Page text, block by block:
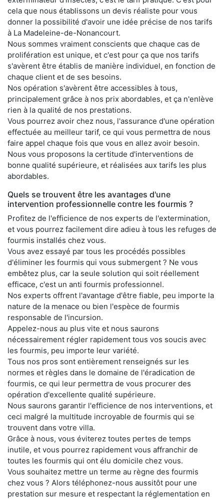
cela que nous établissons un devis réaliste pour vous
donner la possibilité d'avoir une idée précise de nos tarifs
à La Madeleine-de-Nonancourt.
Nous sommes vraiment conscients que chaque cas de
prolifération est unique, et c'est pour ça que nos tarifs
s'avèrent être établis de manière individuel, en fonction de
chaque client et de ses besoins.
Nos opération s'avèrent être accessibles à tous,
principalement grâce à nos prix abordables, et ça n'enlève
rien à la qualité de nos prestations.
Vous pourrez avoir chez nous, l'assurance d'une opération
effectuée au meilleur tarif, ce qui vous permettra de nous
faire appel chaque fois que vous en allez avoir besoin.
Nous vous proposons la certitude d'interventions de
bonne qualité supérieure, et réalisées aux tarifs les plus
abordables.
Quels se trouvent être les avantages d'une
intervention professionnelle contre les fourmis ?
Profitez de l'efficience de nos experts de l'extermination,
et vous pourrez facilement dire adieu à tous les refuges de
fourmis installés chez vous.
Vous avez essayé par tous les procédés possibles
d'éliminer les fourmis qui vous submergent ? Ne vous
embêtez plus, car la seule solution qui soit réellement
efficace, c'est un anti fourmis professionnel.
Nos experts offrent l'avantage d'être fiable, peu importe la
nature de la menace ou bien l'espèce de fourmis
responsable de l'incursion.
Appelez-nous au plus vite et nous saurons
nécessairement régler rapidement tous vos soucis avec
les fourmis, peu importe leur variété.
Tous nos pros sont entièrement renseignés sur les
normes et règles dans le domaine de l'éradication de
fourmis, ce qui leur permettra de vous procurer des
opération d'excellente qualité supérieure.
Nous saurons garantir l'efficience de nos interventions, et
ceci malgré la multitude incroyable de fourmis qui se
trouvent dans votre villa.
Grâce à nous, vous éviterez toutes pertes de temps
inutile, et vous pourrez rapidement vous affranchir de
toutes les fourmis qui ont élu domicile chez vous.
Vous souhaitez mettre un terme au règne des fourmis
chez vous ? Alors téléphonez-nous aussitôt pour une
prestation sur mesure et respectant la réglementation en